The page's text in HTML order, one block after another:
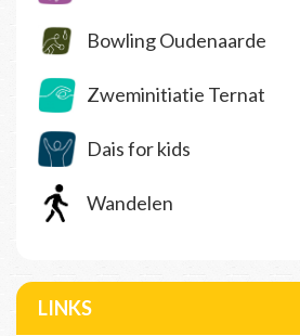
Bowling Oudenaarde
Zweminitiatie Ternat
Dais for kids
Wandelen
LINKS